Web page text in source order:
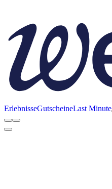
ErlebnisseGutscheineLast Minute